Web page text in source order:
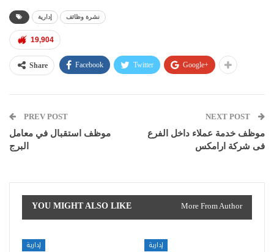
إدارية نشرة وظائف
19,904
Share Facebook Twitter Google+
PREV POST
موظف استقبال في معامل
البرج
NEXT POST
موظف خدمة عملاء داخل الفرع
فى شركة ارامكس
YOU MIGHT ALSO LIKE More From Author
إدارية إدارية